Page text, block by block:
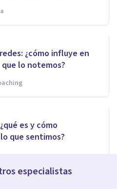
¿cómo influye en
lo notemos?
es y cómo
que sentimos?
especialistas